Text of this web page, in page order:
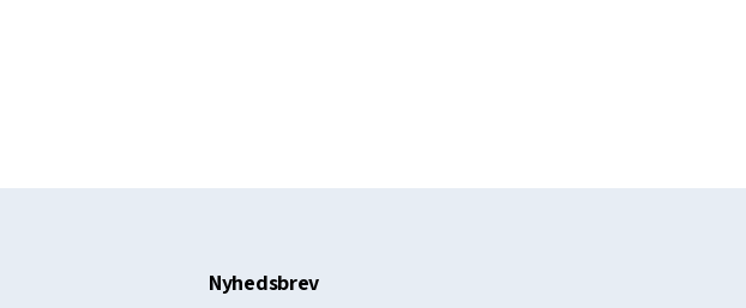
Of which sugars: 51g
Salt: 0.21 g
Nyhedsbrev